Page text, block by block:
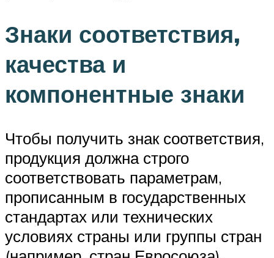
Знаки соответствия,
качества и
компонентные знаки
Чтобы получить знак соответствия,
продукция должна строго
соответствовать параметрам,
прописанным в государственных
стандартах или технических
условиях страны или группы стран